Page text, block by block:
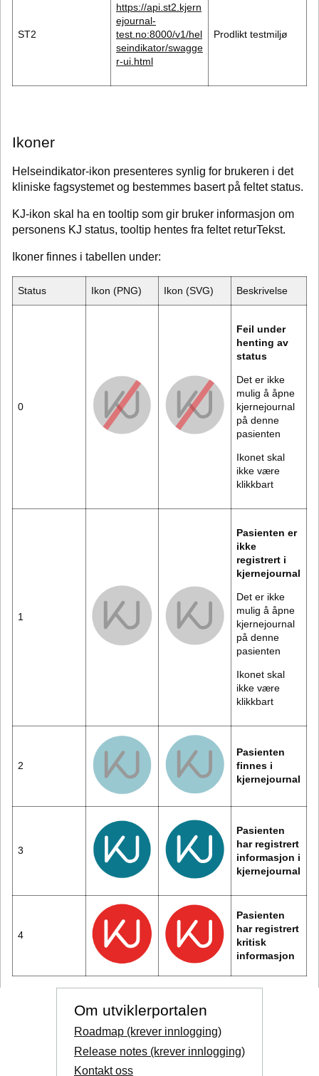
ST2
https://api.st2.kjern
ejournal-
test.no:8000/v1/hel
seindikator/swagge
r-ui.html
Prodlikt testmiljø
Ikoner
Helseindikator-ikon presenteres synlig for brukeren i det
kliniske fagsystemet og bestemmes basert på feltet status.
KJ-ikon skal ha en tooltip som gir bruker informasjon om
personens KJ status, tooltip hentes fra feltet returTekst.
Ikoner finnes i tabellen under:
Status Ikon (PNG) Ikon (SVG) Beskrivelse
0
Feil under
henting av
status
Det er ikke
mulig å åpne
kjernejournal
på denne
pasienten
Ikonet skal
ikke være
klikkbart
1
Pasienten er
ikke
registrert i
kjernejournal
Det er ikke
mulig å åpne
kjernejournal
på denne
pasienten
Ikonet skal
ikke være
klikkbart
2
Pasienten
finnes i
kjernejournal
3
Pasienten
har registrert
informasjon i
kjernejournal
4
Pasienten
har registrert
kritisk
informasjon
Om utviklerportalen
Roadmap (krever innlogging)
Release notes (krever innlogging)
Kontakt oss